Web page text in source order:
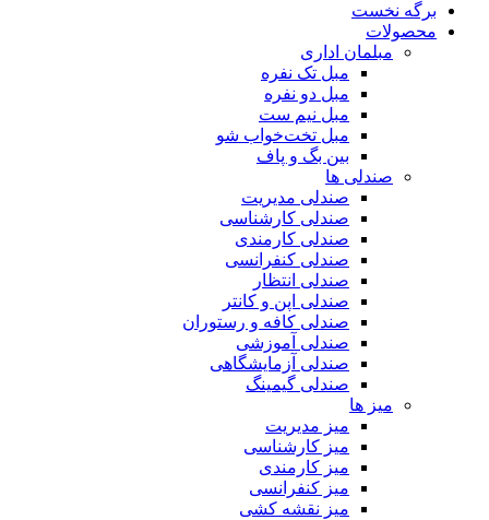
برگه نخست
محصولات
مبلمان اداری
مبل تک نفره
مبل دو نفره
مبل نیم ست
مبل تخت‌خواب شو
بین بگ و پاف
صندلی ها
صندلی مدیریت
صندلی کارشناسی
صندلی کارمندی
صندلی کنفرانسی
صندلی انتظار
صندلی اپن و کانتر
صندلی کافه و رستوران
صندلی آموزشی
صندلی آزمایشگاهی
صندلی گیمینگ
میز ها
میز مدیریت
میز کارشناسی
میز کارمندی
میز کنفرانسی
میز نقشه کشی